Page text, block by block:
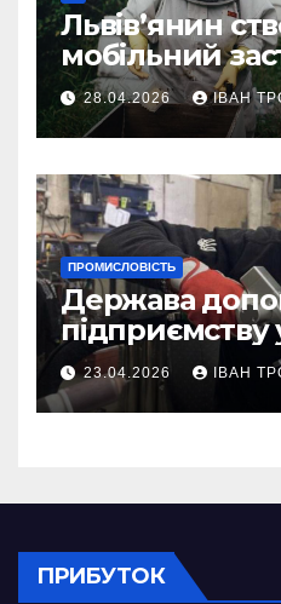
Львів’янин
мобільний
асистентом
28.04.2026 ІВАН
ПРОМИСЛОВІСТЬ
Держава
підприємству
відновити
потужності
російського
23.04.2026 ІВАН
ПРИБУТОК